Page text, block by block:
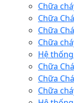
Chữa
Chữa
Chữa
Chữa
Hệ
Chữa
Chữa
Chữa